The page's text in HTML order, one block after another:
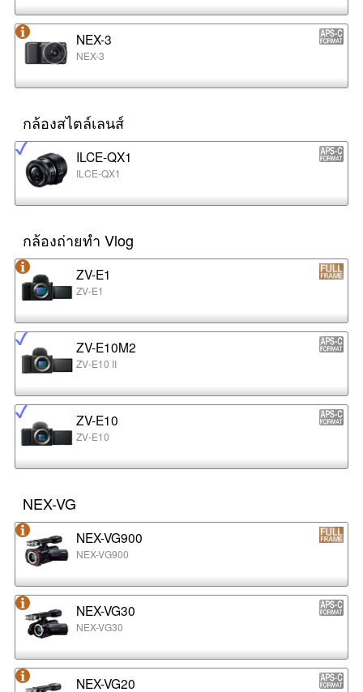
NEX-3
NEX-3
กล้องสไตล์เลนส์
ILCE-QX1
ILCE-QX1
กล้องถ่ายทำ Vlog
ZV-E1
ZV-E1
ZV-E10M2
ZV-E10 II
ZV-E10
ZV-E10
NEX-VG
NEX-VG900
NEX-VG900
NEX-VG30
NEX-VG30
NEX-VG20